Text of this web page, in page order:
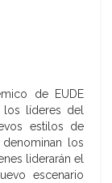
de EUDE
los líderes del
estilos de
los
liderarán el
escenario